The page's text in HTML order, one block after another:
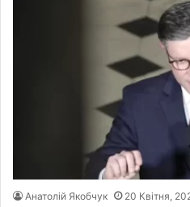
Анатолій Якобчук 20 Квітня,